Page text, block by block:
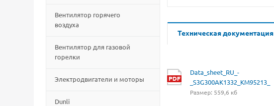
Вентилятор горячего
воздуха
Вентилятор для газовой
горелки
Электродвигатели и моторы
Dunli
Техническая документация
Data_sheet_RU_-
_S3G300AK1332_KM95213_
Размер: 559,6 кб